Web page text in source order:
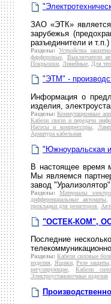
ЗАО «ЭТК» является
зарубежья
разъединители и т.п.)
Разделы: Устройства
фарфоровые
Выключатели
Покрышки
Линейные Для
"ЭТМ" -
Информация о
изделия,
Разделы: Коммутационные
Кабели связи и передачи
Насосы и компрессоры
Арматура кабельная
"Южноуральская
В настоящее время
Мы являемся
завод
Разделы: Материалы
дифференциальные автоматы
прокладки для резисторов
"ОСТЕК-КОМ",
Последние
Разделы: Кабели силовые
изделия
Ящики,Реле защиты
регулирующие
Кабели
Электроустановочные изделия